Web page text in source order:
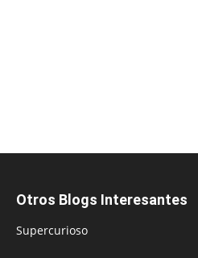
Otros Blogs Interesantes
Supercurioso